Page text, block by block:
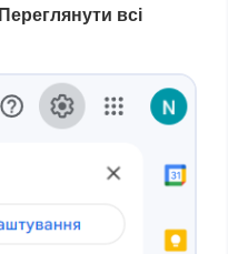
Переглянути всі